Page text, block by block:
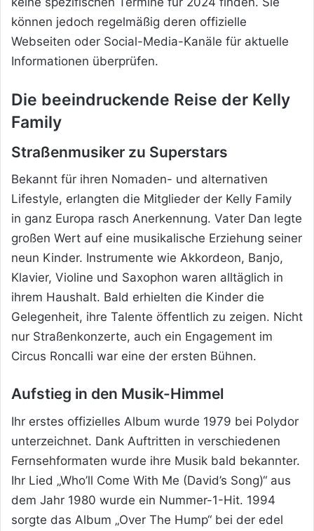
können jedoch regelmäßig deren offizielle
Webseiten oder Social-Media-Kanäle für aktuelle
Informationen überprüfen.
Die beeindruckende Reise der Kelly
Family
Straßenmusiker zu Superstars
Bekannt für ihren Nomaden- und alternativen
Lifestyle, erlangten die Mitglieder der Kelly Family
in ganz Europa rasch Anerkennung. Vater Dan legte
großen Wert auf eine musikalische Erziehung seiner
neun Kinder. Instrumente wie Akkordeon, Banjo,
Klavier, Violine und Saxophon waren alltäglich in
ihrem Haushalt. Bald erhielten die Kinder die
Gelegenheit, ihre Talente öffentlich zu zeigen. Nicht
nur Straßenkonzerte, auch ein Engagement im
Circus Roncalli war eine der ersten Bühnen.
Aufstieg in den Musik-Himmel
Ihr erstes offizielles Album wurde 1979 bei Polydor
unterzeichnet. Dank Auftritten in verschiedenen
Fernsehformaten wurde ihre Musik bald bekannter.
Ihr Lied „Who’ll Come With Me (David’s Song)“ aus
dem Jahr 1980 wurde ein Nummer-1-Hit. 1994
sorgte das Album „Over The Hump“ bei der edel